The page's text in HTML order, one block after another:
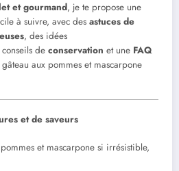
et gourmand, je te propose une
à suivre, avec des astuces de
, des idées
de conservation et une FAQ
aux pommes et mascarpone
et de saveurs
et mascarpone si irrésistible,